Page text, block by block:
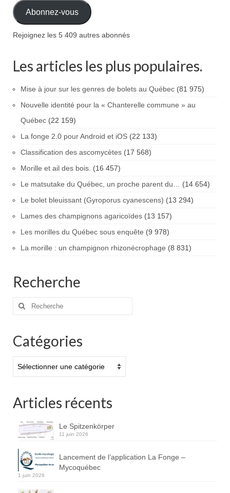
Abonnez-vous
Rejoignez les 5 409 autres abonnés
Les articles les plus populaires.
Mise à jour sur les genres de bolets au Québec (81 975)
Nouvelle identité pour la « Chanterelle commune » au
Québec (22 159)
La fonge 2.0 pour Android et iOS (22 133)
Classification des ascomycètes (17 568)
Morille et ail des bois. (16 457)
Le matsutake du Québec, un proche parent du… (14 654)
Le bolet bleuissant (Gyroporus cyanescens) (13 294)
Lames des champignons agaricoïdes (13 157)
Les morilles du Québec sous enquête (9 978)
La morille : un champignon rhizonécrophage (8 831)
Recherche
Rechercher
Catégories
Articles récents
Le Spitzenkörper
11 juin 2026
Lancement de l’application La Fonge –
Mycoquébec
1 juin 2026